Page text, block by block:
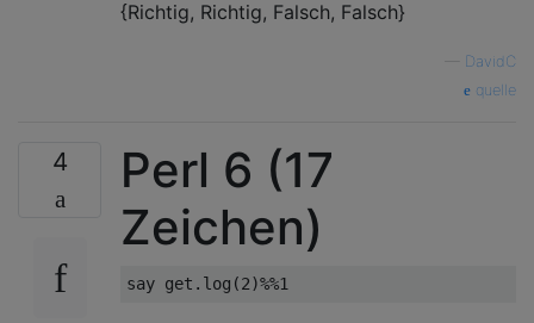
{Richtig, Richtig, Falsch, Falsch}
DavidC
quelle
4
Perl 6 (17
Zeichen)